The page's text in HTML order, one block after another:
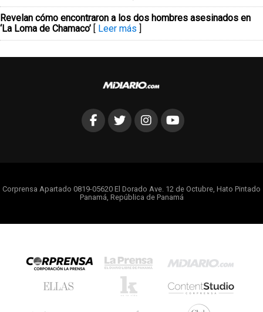
Revelan cómo encontraron a los dos hombres asesinados en
‘La Loma de Chamaco’ [ Leer más ]
Corprensa Apartado 0819-05620 El Dorado Ave. 12 de Octubre, Hato Pintado
Panamá, República de Panamá